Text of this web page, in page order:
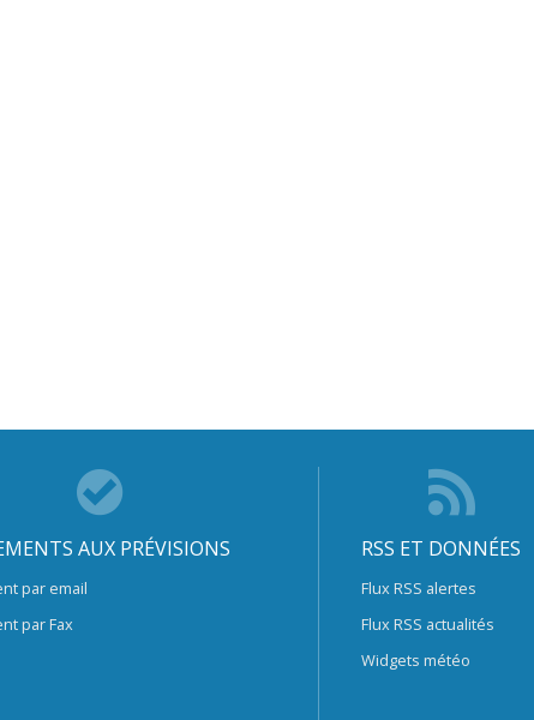
AUX PRÉVISIONS
par email
par Fax
RSS ET DONNÉES
Flux RSS alertes
Flux RSS actualités
Widgets météo